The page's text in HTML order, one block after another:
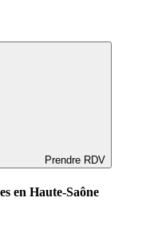
Prendre RDV
en Haute-Saône